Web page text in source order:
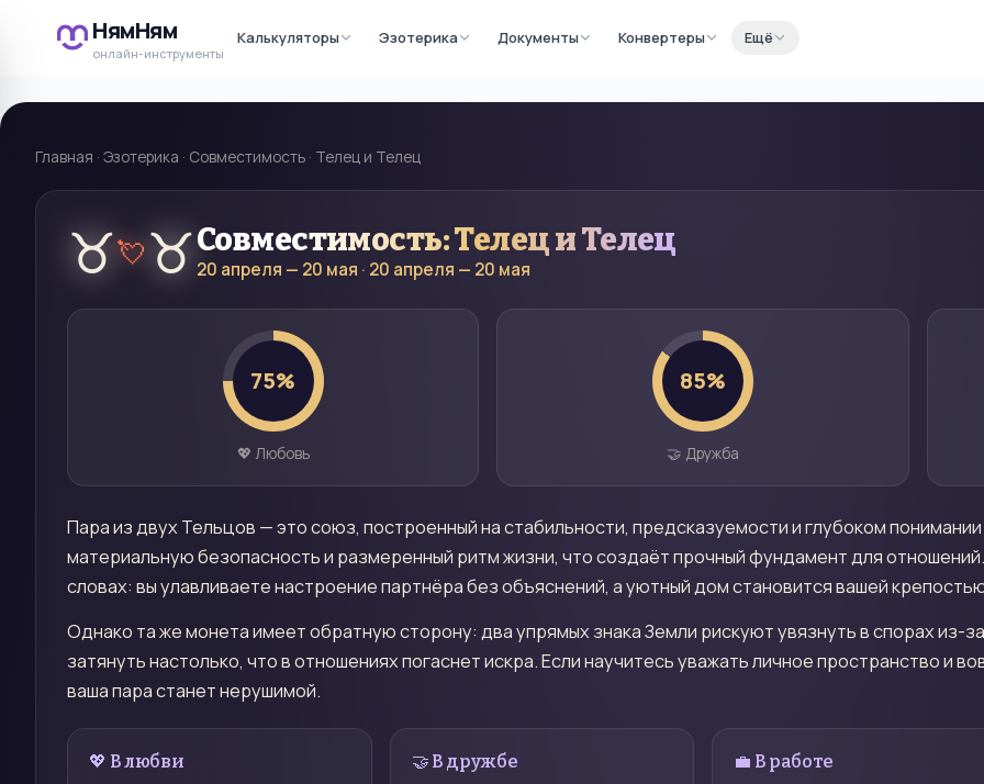
НямНям
онлайн-инструменты
Калькуляторы Эзотерика Документы Конвертеры Ещё
Главная · Эзотерика · Совместимость · Телец и Телец
♉💘♉Совместимость:ТелециТелец
20 апреля — 20 мая · 20 апреля — 20 мая
75%
💖 Любовь
85%
🤝 Дружба
Пара из двух Тельцов — это союз, построенный на стабильности, предсказуемости и глубоком
материальную безопасность и размеренный ритм жизни, что создаёт прочный фундамент для
словах: вы улавливаете настроение партнёра без объяснений, а уютный дом становится вашей
Однако та же монета имеет обратную сторону: два упрямых знака Земли рискуют увязнуть в спорах из-
затянуть настолько, что в отношениях погаснет искра. Если научитесь уважать личное пространство и
ваша пара станет нерушимой.
💖 В любви 🤝 В дружбе 💼 В работе